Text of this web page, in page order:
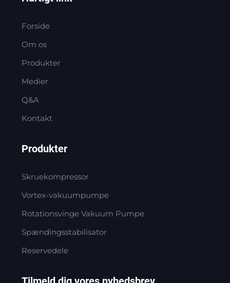
Forside
Om os
Produkter
Medier
Q&A
Kontakt
Produkter
Skruekompressor
Vortex-vakuumpumpe
Rotationsvinge Vakuum Pumpe
Spændingsstabilisator
Reservedele